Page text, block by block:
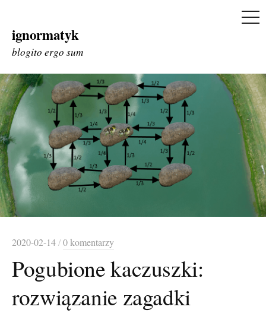
Skip
to
ignormatyk
blogito ergo sum
2020-02-14/0 komentarzy
Pogubione kaczuszki:
rozwiązanie zagadki